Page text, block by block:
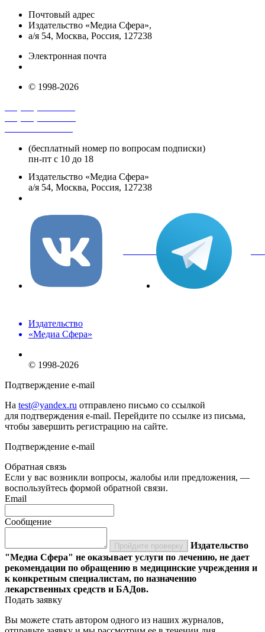
Почтовый адрес
Издательство «Медиа Сфера»,
а/я 54, Москва, Россия, 127238
Электронная почта
© 1998-2026
(бесплатный номер по вопросам подписки)
пн-пт с 10 до 18
Издательство «Медиа Сфера»
а/я 54, Москва, Россия, 127238
вКонтакте
Издательство
«Медиа Сфера»
© 1998-2026
Подтверждение e-mail
На test@yandex.ru отправлено письмо со ссылкой
для подтверждения e-mail. Перейдите по ссылке из письма,
чтобы завершить регистрацию на сайте.
Подтверждение e-mail
Обратная связь
Если у вас возникли вопросы, жалобы или предложения, —
воспользуйтесь формой обратной связи.
Email
Сообщение
Пройдите проверку
Издательство
"Медиа Сфера" не оказывает услуги по лечению, не дает
рекомендации по обращению в медицинские учреждения и
к конкретным специалистам, по назначению
лекарственных средств и БАДов.
Подать заявку
Вы можете стать автором одного из наших журналов,